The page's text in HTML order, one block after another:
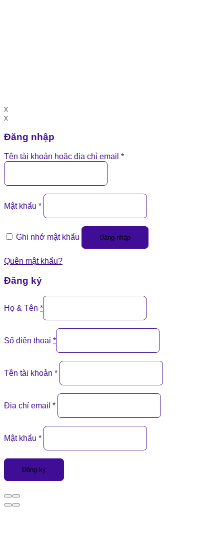
x
x
Đăng nhập
Tên tài khoản hoặc địa chỉ email *
Mật khẩu *
Ghi nhớ mật khẩu Đăng nhập
Quên mật khẩu?
Đăng ký
Họ & Tên *
Số điện thoại *
Tên tài khoản *
Địa chỉ email *
Mật khẩu *
Đăng ký